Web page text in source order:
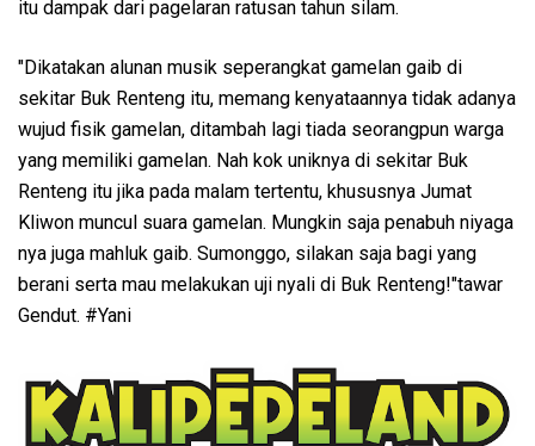
itu dampak dari pagelaran ratusan tahun silam.
"Dikatakan alunan musik seperangkat gamelan gaib di
sekitar Buk Renteng itu, memang kenyataannya tidak adanya
wujud fisik gamelan, ditambah lagi tiada seorangpun warga
yang memiliki gamelan. Nah kok uniknya di sekitar Buk
Renteng itu jika pada malam tertentu, khususnya Jumat
Kliwon muncul suara gamelan. Mungkin saja penabuh niyaga
nya juga mahluk gaib. Sumonggo, silakan saja bagi yang
berani serta mau melakukan uji nyali di Buk Renteng!"tawar
Gendut. #Yani